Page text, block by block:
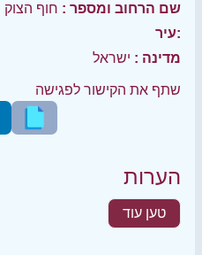
שם הרחוב ומספר : חוף הצוק
עיר:
מדינה : ישראל
שתף את הקישור לפגישה
הערות
טען עוד